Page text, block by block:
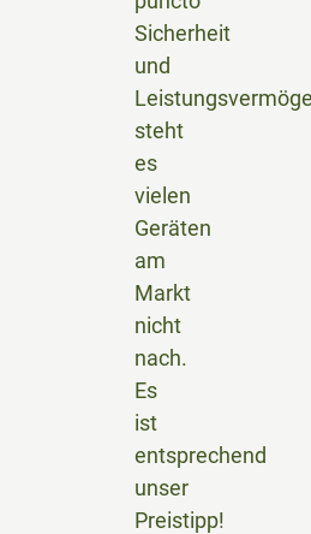
Sicherheit
und
steht
es
vielen
Geräten
am
Markt
nicht
nach.
Es
ist
entsprechend
unser
Preistipp!